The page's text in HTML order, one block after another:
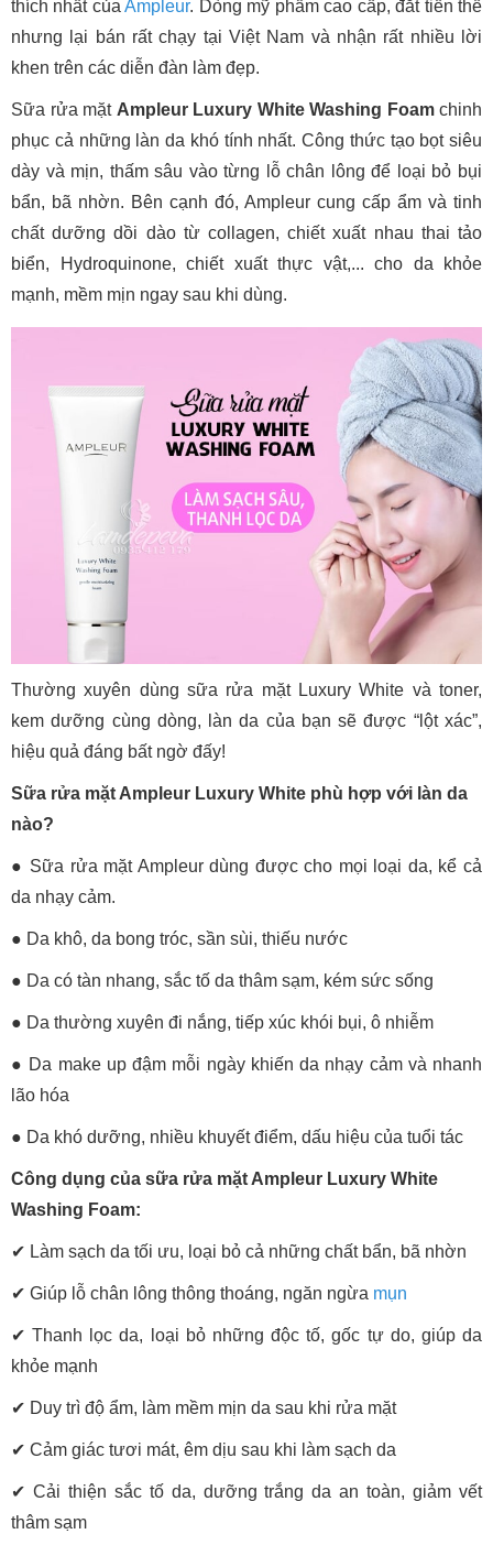
thích nhất củaAmpleur. Dòng mỹ phẩm cao cấp, đắt tiền thế
nhưng lại bán rất chạy tại Việt Nam và nhận rất nhiều lời
khen trên các diễn đàn làm đẹp.
Sữa rửa mặt Ampleur Luxury White Washing Foamchinh
phục cả những làn da khó tính nhất. Công thức tạo bọt siêu
dày và mịn, thấm sâu vào từng lỗ chân lông để loại bỏ bụi
bẩn, bã nhờn. Bên cạnh đó, Ampleur cung cấp ẩm và tinh
chất dưỡng dồi dào từ collagen, chiết xuất nhau thai tảo
biển, Hydroquinone, chiết xuất thực vật,... cho da khỏe
mạnh, mềm mịn ngay sau khi dùng.
Thường xuyên dùng sữa rửa mặt Luxury White và toner,
kem dưỡng cùng dòng, làn da của bạn sẽ được “lột xác”,
hiệu quả đáng bất ngờ đấy!
Sữa rửa mặt Ampleur Luxury White phù hợp với làn da
nào?
● Sữa rửa mặt Ampleur dùng được cho mọi loại da, kể cả
da nhạy cảm.
● Da khô, da bong tróc, sần sùi, thiếu nước
● Da có tàn nhang, sắc tố da thâm sạm, kém sức sống
● Da thường xuyên đi nắng, tiếp xúc khói bụi, ô nhiễm
● Da make up đậm mỗi ngày khiến da nhạy cảm và nhanh
lão hóa
● Da khó dưỡng, nhiều khuyết điểm, dấu hiệu của tuổi tác
Công dụng của sữa rửa mặt Ampleur Luxury White
Washing Foam:
✔ Làm sạch da tối ưu, loại bỏ cả những chất bẩn, bã nhờn
✔ Giúp lỗ chân lông thông thoáng, ngăn ngừa mụn
✔Thanh lọc da, loại bỏ những độc tố, gốc tự do, giúp da
khỏe mạnh
✔ Duy trì độ ẩm, làm mềm mịn da sau khi rửa mặt
✔ Cảm giác tươi mát, êm dịu sau khi làm sạch da
✔ Cải thiện sắc tố da, dưỡng trắng da an toàn, giảm vết
thâm sạm